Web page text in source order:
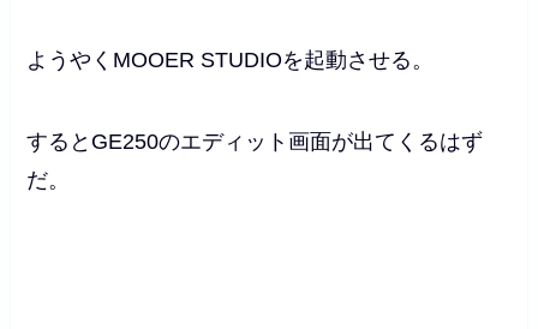
ようやくMOOER STUDIOを起動させる。
するとGE250のエディット画面が出てくるはず
だ。